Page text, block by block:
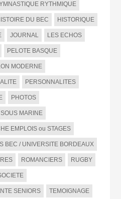
RYTHMIQUE
DU BEC HISTORIQUE
JOURNAL LES ECHOS
PELOTE BASQUE
MODERNE
PERSONNALITES
PHOTOS
MARINE
EMPLOIS ou STAGES
BEC / UNIVERSITE BORDEAUX
ROMANCIERS RUGBY
SENIORS TEMOIGNAGE